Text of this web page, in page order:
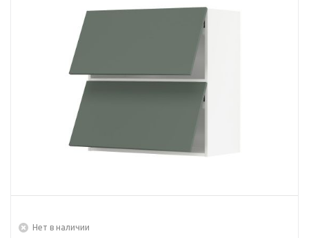
Нет в наличии